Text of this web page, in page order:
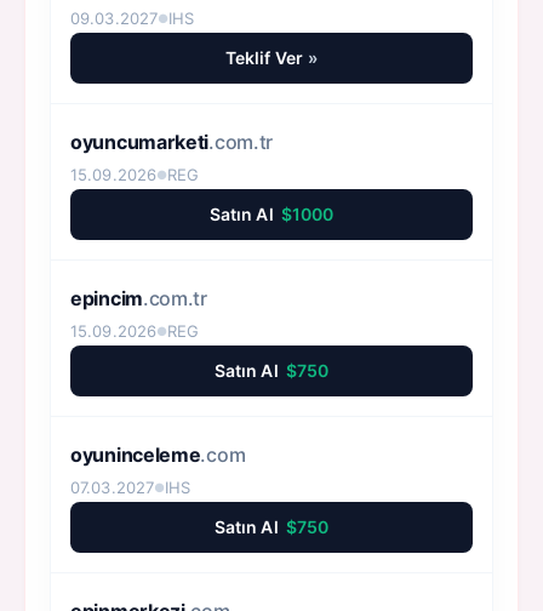
09.03.2027●IHS
Teklif Ver »
oyuncumarketi.com.tr
15.09.2026●REG
Satın Al $1000
epincim.com.tr
15.09.2026●REG
Satın Al $750
oyuninceleme.com
07.03.2027●IHS
Satın Al $750